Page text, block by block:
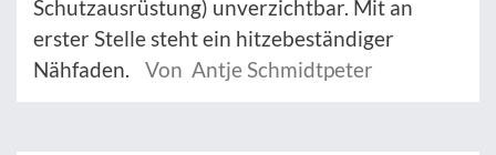
Schutzausrüstung) unverzichtbar. Mit an
erster Stelle steht ein hitzebeständiger
Nähfaden.
Von Antje Schmidtpeter